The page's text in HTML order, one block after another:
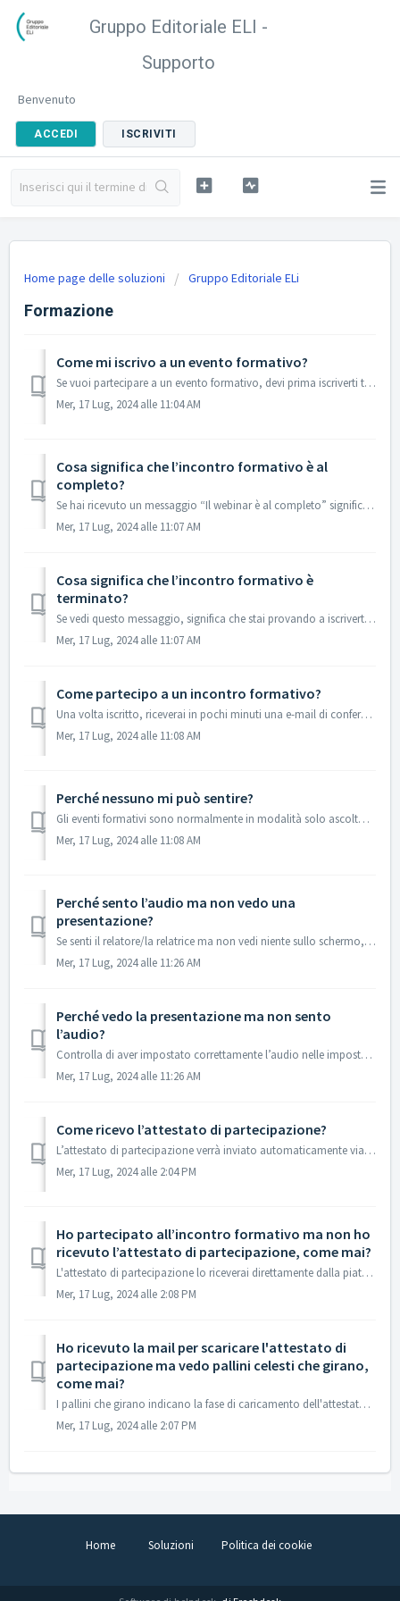
Gruppo Editoriale ELI -
Supporto
Benvenuto
ACCEDI ISCRIVITI
Home page delle soluzioni Gruppo Editoriale ELi
Formazione
Come mi iscrivo a un evento formativo?
Se vuoi partecipare a un evento formativo, devi prima iscriverti tramite l'apposito link dedicato e unico per ciascun evento. Puoi farlo in anticipo opp...
Mer, 17 Lug, 2024 alle 11:04 AM
Cosa significa che l’incontro formativo è al
completo?
Se hai ricevuto un messaggio “Il webinar è al completo” significa che la sessione ha già raggiunto il numero massimo di partecipanti. Non potrai entrare a ...
Mer, 17 Lug, 2024 alle 11:07 AM
Cosa significa che l’incontro formativo è
terminato?
Se vedi questo messaggio, significa che stai provando a iscriverti a un incontro formativo già concluso.
Mer, 17 Lug, 2024 alle 11:07 AM
Come partecipo a un incontro formativo?
Una volta iscritto, riceverai in pochi minuti una e-mail di conferma con indicazioni per partecipare. Per partecipare alla diretta, clicca sul link persona...
Mer, 17 Lug, 2024 alle 11:08 AM
Perché nessuno mi può sentire?
Gli eventi formativi sono normalmente in modalità solo ascolto, significa che solo il relatore o la relatrice possono parlare.
Mer, 17 Lug, 2024 alle 11:08 AM
Perché sento l’audio ma non vedo una
presentazione?
Se senti il relatore/la relatrice ma non vedi niente sullo schermo, è probabile che non abbiano ancora iniziato a condividere lo schermo. Se sei sicuro/a c...
Mer, 17 Lug, 2024 alle 11:26 AM
Perché vedo la presentazione ma non sento
l’audio?
Controlla di aver impostato correttamente l’audio nelle impostazioni. Quando ti connetti all’incontro formativo ti verrà richiesto come impostare l’audio, s...
Mer, 17 Lug, 2024 alle 11:26 AM
Come ricevo l’attestato di partecipazione?
L’attestato di partecipazione verrà inviato automaticamente via e-mail a chi partecipa all'evento formativo, entro 7 giorni lavorativi dalla conclusione...
Mer, 17 Lug, 2024 alle 2:04 PM
Ho partecipato all’incontro formativo ma non ho
ricevuto l’attestato di partecipazione, come mai?
L'attestato di partecipazione lo riceverai direttamente dalla piattaforma di erogazione dell'evento formativo. Controlla nella casella Spam o verif...
Mer, 17 Lug, 2024 alle 2:08 PM
Ho ricevuto la mail per scaricare l'attestato di
partecipazione ma vedo pallini celesti che girano,
come mai?
I pallini che girano indicano la fase di caricamento dell'attestato. Può volerci qualche secondo ma anche minuto prima che l’attestato venga visualizza...
Mer, 17 Lug, 2024 alle 2:07 PM
Home Soluzioni Politica dei cookie